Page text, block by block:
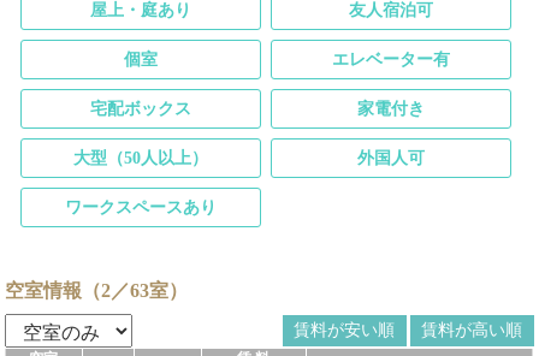
屋上・庭あり 友人宿泊可
個室 エレベーター有
宅配ボックス 家電付き
大型（50人以上） 外国人可
ワークスペースあり
空室情報（2／63室）
賃料が安い順 賃料が高い順